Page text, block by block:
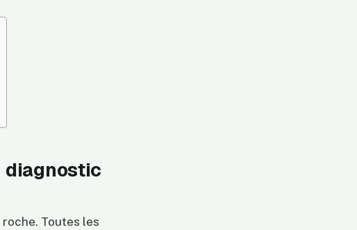
diagnostic
Toutes les